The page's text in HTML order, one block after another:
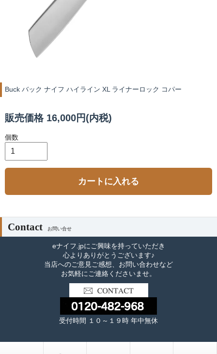
Buck バック ナイフ ハイライン XL ライナーロック コパー
販売価格 16,000円(内税)
個数
カートに入れる
Contact お問い合せ
eナイフ.jpにご興味を持っていただき
心よりありがとうございます♪
当店へのご意見ご感想、お問い合わせなど
お気軽にご連絡くださいませ。
受付時間 １０～１９時 年中無休